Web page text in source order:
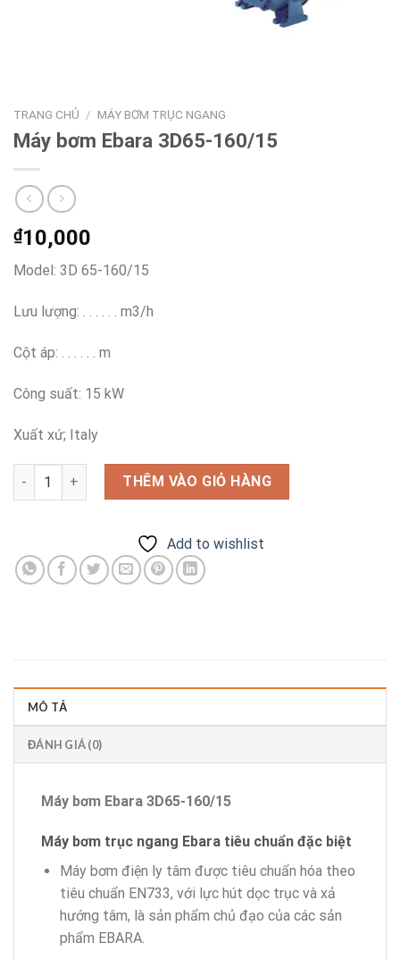
TRANG CHỦ / MÁY BƠM TRỤC NGANG
Máy bơm Ebara 3D65-160/15
₫10,000
Model: 3D 65-160/15
Lưu lượng: . . . . . . m3/h
Cột áp: . . . . . . m
Công suất: 15 kW
Xuất xứ; Italy
Máy bơm Ebara 3D65-160/15 số lượng
THÊM VÀO GIỎ HÀNG
Add to wishlist
MÔ TẢ
ĐÁNH GIÁ (0)
Máy bơm Ebara 3D65-160/15
Máy bơm trục ngang Ebara tiêu chuẩn đặc biệt
Máy bơm điện ly tâm được tiêu chuẩn hóa theo
tiêu chuẩn EN733, với lực hút dọc trục và xả
hướng tâm, là sản phẩm chủ đạo của các sản
phẩm EBARA.